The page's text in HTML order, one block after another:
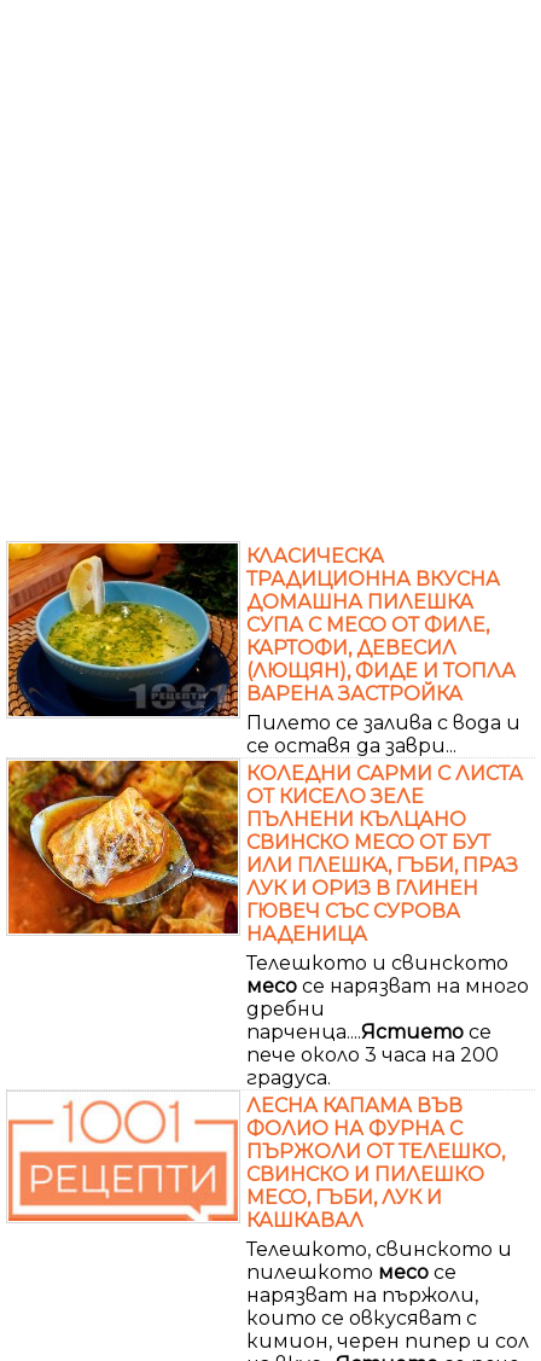
КЛАСИЧЕСКА
ТРАДИЦИОННА ВКУСНА
ДОМАШНА ПИЛЕШКА
СУПА С МЕСО ОТ ФИЛЕ,
КАРТОФИ, ДЕВЕСИЛ
(ЛЮЩЯН), ФИДЕ И ТОПЛА
ВАРЕНА ЗАСТРОЙКА
Пилето се залива с вода и
се оставя да заври...
КОЛЕДНИ САРМИ С ЛИСТА
ОТ КИСЕЛО ЗЕЛЕ
ПЪЛНЕНИ КЪЛЦАНО
СВИНСКО МЕСО ОТ БУТ
ИЛИ ПЛЕШКА, ГЪБИ, ПРАЗ
ЛУК И ОРИЗ В ГЛИНЕН
ГЮВЕЧ СЪС СУРОВА
НАДЕНИЦА
Телешкото и свинското
месо се нарязват на много
дребни
парченца....Ястието се
пече около 3 часа на 200
градуса.
ЛЕСНА КАПАМА ВЪВ
ФОЛИО НА ФУРНА С
ПЪРЖОЛИ ОТ ТЕЛЕШКО,
СВИНСКО И ПИЛЕШКО
МЕСО, ГЪБИ, ЛУК И
КАШКАВАЛ
Телешкото, свинското и
пилешкото месо се
нарязват на пържоли,
които се овкусяват с
кимион, черен пипер и сол